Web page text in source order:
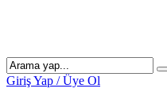
Giriş Yap / Üye Ol